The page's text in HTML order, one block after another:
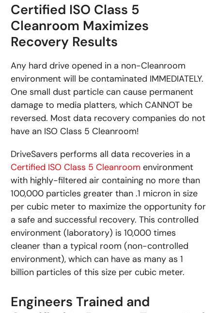
Certified ISO Class 5
Cleanroom Maximizes
Recovery Results
Any hard drive opened in a non-Cleanroom
environment will be contaminated IMMEDIATELY.
One small dust particle can cause permanent
damage to media platters, which CANNOT be
reversed. Most data recovery companies do not
have an ISO Class 5 Cleanroom!
DriveSavers performs all data recoveries in a
Certified ISO Class 5 Cleanroom environment
with highly-filtered air containing no more than
100,000 particles greater than .1 micron in size
per cubic meter to maximize the opportunity for
a safe and successful recovery. This controlled
environment (laboratory) is 10,000 times
cleaner than a typical room (non-controlled
environment), which can have as many as 1
billion particles of this size per cubic meter.
Engineers Trained and